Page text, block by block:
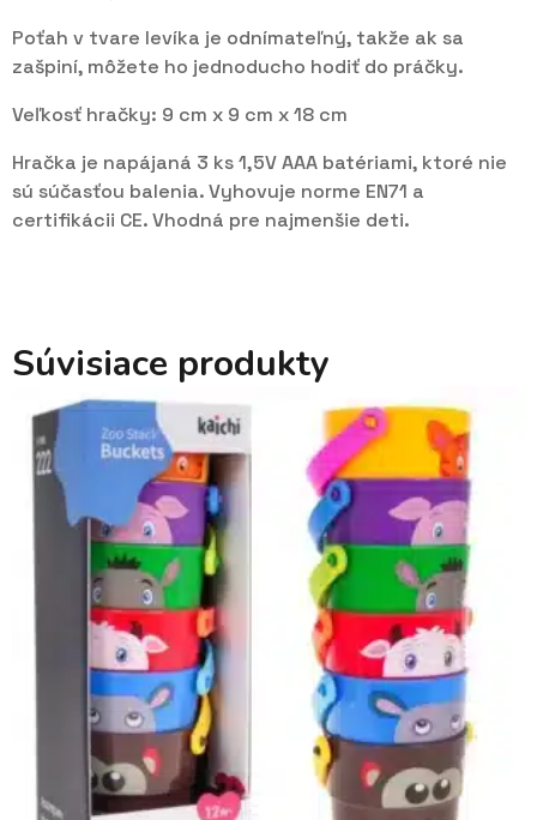
Poťah v tvare levíka je odnímateľný, takže ak sa
zašpiní, môžete ho jednoducho hodiť do práčky.
Veľkosť hračky: 9 cm x 9 cm x 18 cm
Hračka je napájaná 3 ks 1,5V AAA batériami, ktoré nie
sú súčasťou balenia. Vyhovuje norme EN71 a
certifikácii CE. Vhodná pre najmenšie deti.
Súvisiace produkty